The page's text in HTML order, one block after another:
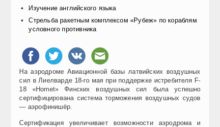
Изучение английского языка
Cтрельба ракетным комплексом «Рубеж» по кораблям
условного противника
На аэродроме Авиационной базы латвийских воздушных
сил в Лиелварде 18-го мая при поддержке истребителя F-
18 «Hornet» Финских воздушных сил была успешно
сертифицирована система торможения воздушных судов
— аэрофинишёр.
Сертификация увеличивает возможности аэродрома и